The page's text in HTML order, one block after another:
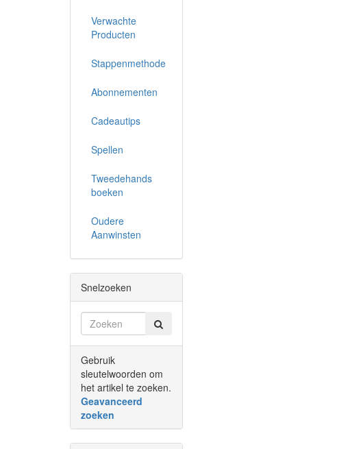
Verwachte
Producten
Stappenmethode
Abonnementen
Cadeautips
Spellen
Tweedehands
boeken
Oudere
Aanwinsten
Snelzoeken
Gebruik
sleutelwoorden om
het artikel te zoeken.
Geavanceerd
zoeken